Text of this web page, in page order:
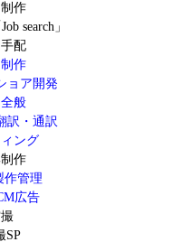
作
search」
配
作
ョア開発
般
訳・通訳
ング
作
作管理
広告
SP